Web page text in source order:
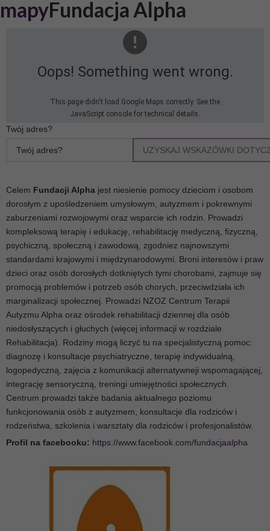
mapyFundacja Alpha
Oops! Something went wrong.
This page didn't load Google Maps correctly. See the
JavaScript console for technical details.
Twój adres?
UZYSKAJ WSKAZÓWKI
Celem Fundacji Alpha jest niesienie pomocy dzieciom i osobom
dorosłym z upośledzeniem umysłowym, autyzmem i pokrewnymi
zaburzeniami rozwojowymi oraz wsparcie ich rodzin. Prowadzi
kompleksową terapię i edukację, rehabilitację medyczną, fizyczną,
psychiczną, społeczną i zawodową, zgodniez najnowszymi
standardami krajowymi i międzynarodowymi. Broni interesów i praw
dzieci oraz osób dorosłych dotkniętych tymi chorobami, zajmuje się
promocją problemów i potrzeb osób chorych, przeciwdziała ich
marginalizacji społecznej. Prowadzi NZOZ Centrum Terapii
Autyzmu Alpha oraz ośrodek rehabilitacji dziennej dla osób
niedosłyszących i głuchych (więcej informacji w rozdziale
Rehabilitacja). Rodziny mogą liczyć tu na specjalistyczną pomoc:
diagnozę i konsultacje psychiatryczne, terapię indywidualną,
logopedyczną, zajęcia z komunikacji alternatywneji wspomagającej,
integrację sensoryczną, treningi umiejętności społecznych.
Centrum prowadzi także badania aktualnego poziomu
funkcjonowania osób z autyzmem, konsultacje dla rodziców i
rodzeństwa, szkolenia i warsztaty dla rodziców i profesjonalistów.
Profil na facebooku: https://www.facebook.com/fundacjaalpha